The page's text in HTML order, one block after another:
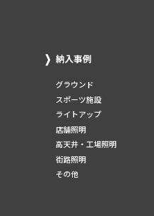
納入事例
グラウンド
スポーツ施設
ライトアップ
店舗照明
高天井・工場照明
街路照明
その他